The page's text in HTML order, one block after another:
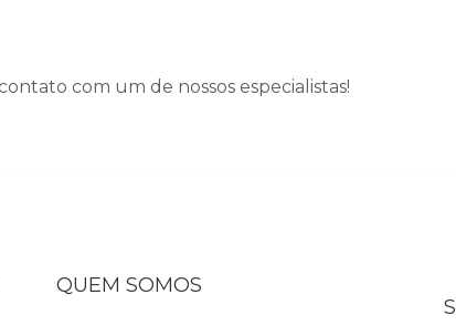
com um de nossos especialistas!
QUEM SOMOS